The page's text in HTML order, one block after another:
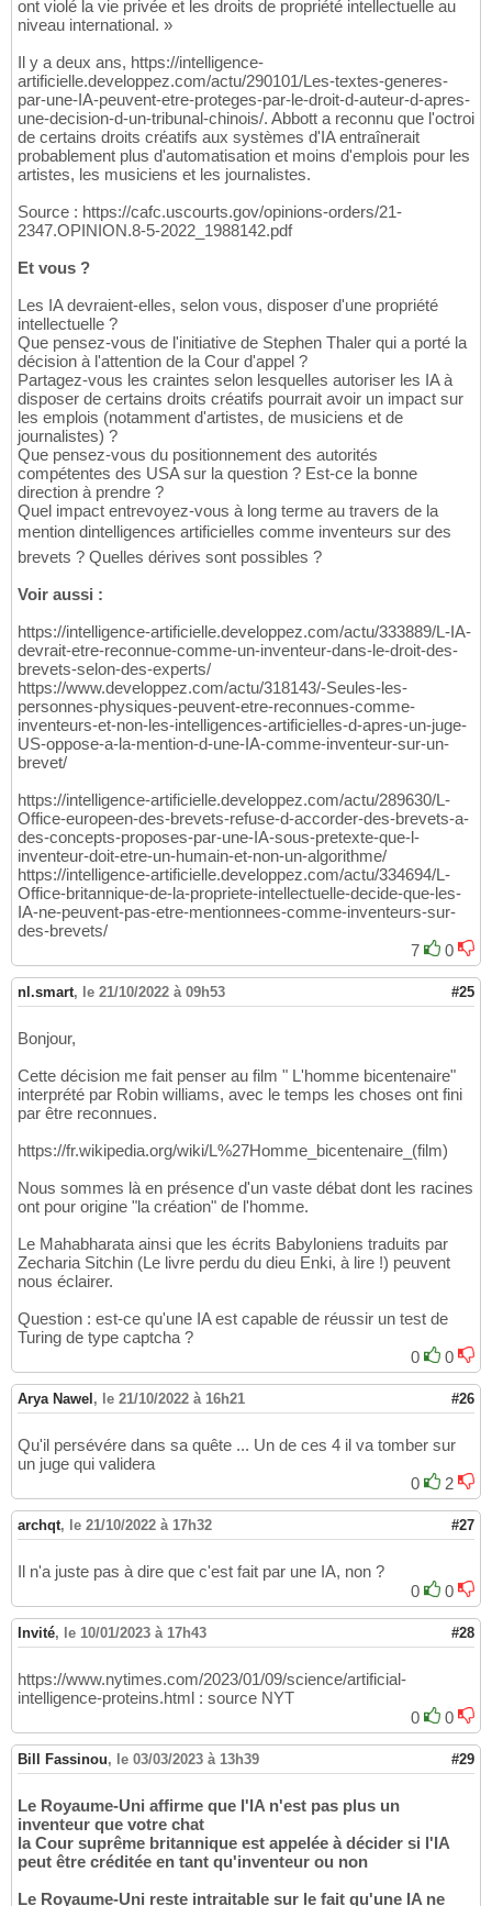
ont violé la vie privée et les droits de propriété intellectuelle au
niveau international. »
Il y a deux ans, https://intelligence-
artificielle.developpez.com/actu/290101/Les-textes-generes-
par-une-IA-peuvent-etre-proteges-par-le-droit-d-auteur-d-apres-
une-decision-d-un-tribunal-chinois/. Abbott a reconnu que l'octroi
de certains droits créatifs aux systèmes d'IA entraînerait
probablement plus d'automatisation et moins d'emplois pour les
artistes, les musiciens et les journalistes.
Source : https://cafc.uscourts.gov/opinions-orders/21-
2347.OPINION.8-5-2022_1988142.pdf
Et vous ?
Les IA devraient-elles, selon vous, disposer d'une propriété
intellectuelle ?
Que pensez-vous de l'initiative de Stephen Thaler qui a porté la
décision à l'attention de la Cour d'appel ?
Partagez-vous les craintes selon lesquelles autoriser les IA à
disposer de certains droits créatifs pourrait avoir un impact sur
les emplois (notamment d'artistes, de musiciens et de
journalistes) ?
Que pensez-vous du positionnement des autorités
compétentes des USA sur la question ? Est-ce la bonne
direction à prendre ?
Quel impact entrevoyez-vous à long terme au travers de la
mention dintelligences artificielles comme inventeurs sur des
brevets ? Quelles dérives sont possibles ?
Voir aussi :
https://intelligence-artificielle.developpez.com/actu/333889/L-IA-
devrait-etre-reconnue-comme-un-inventeur-dans-le-droit-des-
brevets-selon-des-experts/
https://www.developpez.com/actu/318143/-Seules-les-
personnes-physiques-peuvent-etre-reconnues-comme-
inventeurs-et-non-les-intelligences-artificielles-d-apres-un-juge-
US-oppose-a-la-mention-d-une-IA-comme-inventeur-sur-un-
brevet/
https://intelligence-artificielle.developpez.com/actu/289630/L-
Office-europeen-des-brevets-refuse-d-accorder-des-brevets-a-
des-concepts-proposes-par-une-IA-sous-pretexte-que-l-
inventeur-doit-etre-un-humain-et-non-un-algorithme/
https://intelligence-artificielle.developpez.com/actu/334694/L-
Office-britannique-de-la-propriete-intellectuelle-decide-que-les-
IA-ne-peuvent-pas-etre-mentionnees-comme-inventeurs-sur-
des-brevets/
7
0
nl.smart, le 21/10/2022 à 09h53 #25
Bonjour,
Cette décision me fait penser au film " L'homme bicentenaire"
interprété par Robin williams, avec le temps les choses ont fini
par être reconnues.
https://fr.wikipedia.org/wiki/L%27Homme_bicentenaire_(film)
Nous sommes là en présence d'un vaste débat dont les racines
ont pour origine "la création" de l'homme.
Le Mahabharata ainsi que les écrits Babyloniens traduits par
Zecharia Sitchin (Le livre perdu du dieu Enki, à lire !) peuvent
nous éclairer.
Question : est-ce qu'une IA est capable de réussir un test de
Turing de type captcha ?
0
0
Arya Nawel, le 21/10/2022 à 16h21 #26
Qu'il persévére dans sa quête ... Un de ces 4 il va tomber sur
un juge qui validera
0
2
archqt, le 21/10/2022 à 17h32 #27
Il n'a juste pas à dire que c'est fait par une IA, non ?
0
0
Invité, le 10/01/2023 à 17h43 #28
https://www.nytimes.com/2023/01/09/science/artificial-
intelligence-proteins.html : source NYT
0
0
Bill Fassinou, le 03/03/2023 à 13h39 #29
Le Royaume-Uni affirme que l'IA n'est pas plus un
inventeur que votre chat
la Cour suprême britannique est appelée à décider si l'IA
peut être créditée en tant qu'inventeur ou non
Le Royaume-Uni reste intraitable sur le fait qu'une IA ne